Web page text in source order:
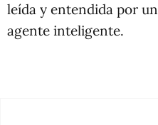
leída y entendida por un
agente inteligente.